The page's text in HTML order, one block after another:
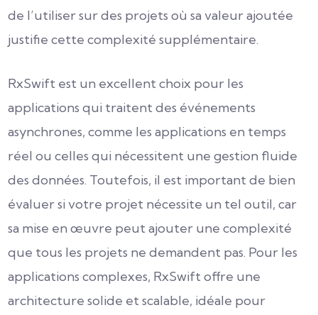
de l’utiliser sur des projets où sa valeur ajoutée
justifie cette complexité supplémentaire.
RxSwift est un excellent choix pour les
applications qui traitent des événements
asynchrones, comme les applications en temps
réel ou celles qui nécessitent une gestion fluide
des données. Toutefois, il est important de bien
évaluer si votre projet nécessite un tel outil, car
sa mise en œuvre peut ajouter une complexité
que tous les projets ne demandent pas. Pour les
applications complexes, RxSwift offre une
architecture solide et scalable, idéale pour